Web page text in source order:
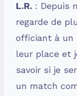
L.R. : Depuis
regarde de
officiant à un
leur place et
savoir si je
un match